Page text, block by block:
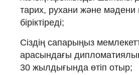
тарих, рухани және мәдени
біріктіреді;
Сіздің сапарыңыз
арасындағы
30 жылдығында өтіп отыр;